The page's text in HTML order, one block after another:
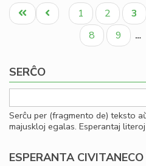
Pagination
Unua
paĝo
Antaŭa
paĝo
Paĝo
1 Paĝo
2 3
Paĝo
8 Paĝo
9 …
SERĈO
Serĉu per (fragmento de) teksto
majuskloj egalas. Esperantaj
ESPERANTA CIVITANECO